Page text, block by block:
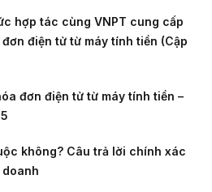
hợp tác cùng VNPT cung cấp
điện tử từ máy tính tiền (Cập
đơn điện tử từ máy tính tiền –
không? Câu trả lời chính xác